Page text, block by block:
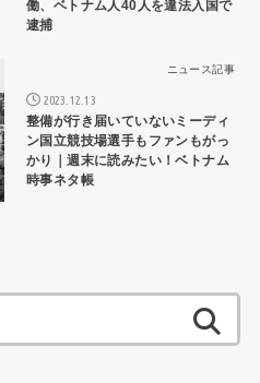
働、ベトナム人40人を違法入国で
逮捕
ニュース記事
2023.12.13
整備が行き届いていないミーディ
ン国立競技場選手もファンもがっ
かり｜週末に読みたい！ベトナム
時事ネタ帳
索: